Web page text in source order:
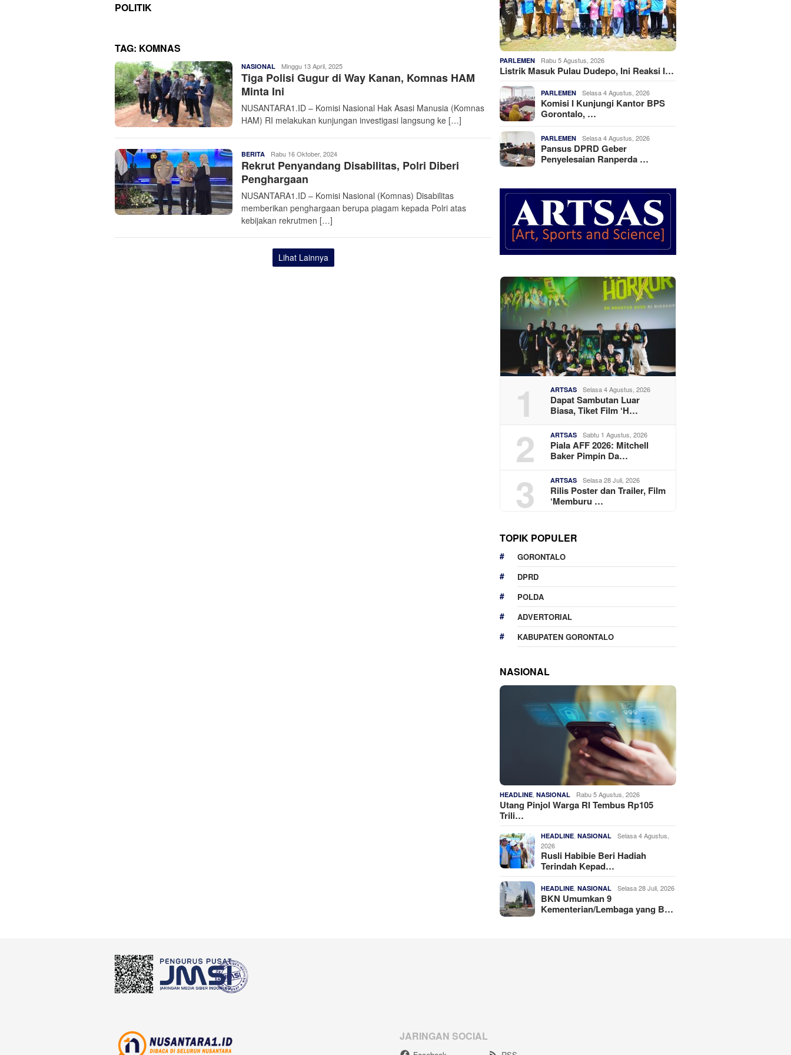
POLITIK
TAG: KOMNAS
NASIONAL Admin
Nusantara
Minggu 13 April, 2025
Tiga Polisi Gugur di Way Kanan, Komnas HAM
Minta Ini
NUSANTARA1.ID – Komisi Nasional Hak Asasi Manusia (Komnas
HAM) RI melakukan kunjungan investigasi langsung ke […]
BERITA Admin
Nusantara
Rabu 16 Oktober, 2024
Rekrut Penyandang Disabilitas, Polri Diberi
Penghargaan
NUSANTARA1.ID – Komisi Nasional (Komnas) Disabilitas
memberikan penghargaan berupa piagam kepada Polri atas
kebijakan rekrutmen […]
Lihat Lainnya
PARLEMEN Rabu 5 Agustus, 2026
Listrik Masuk Pulau Dudepo, Ini Reaksi I…
PARLEMEN Selasa 4 Agustus, 2026
Komisi I Kunjungi Kantor BPS
Gorontalo, …
PARLEMEN Selasa 4 Agustus, 2026
Pansus DPRD Geber
Penyelesaian Ranperda …
1 ARTSAS Selasa 4 Agustus, 2026
Dapat Sambutan Luar
Biasa, Tiket Film ‘H…
2 ARTSAS Sabtu 1 Agustus, 2026
Piala AFF 2026: Mitchell
Baker Pimpin Da…
3 ARTSAS Selasa 28 Juli, 2026
Rilis Poster dan Trailer, Film
‘Memburu …
TOPIK POPULER
GORONTALO
DPRD
POLDA
ADVERTORIAL
KABUPATEN GORONTALO
NASIONAL
HEADLINE ,NASIONAL Rabu 5 Agustus, 2026
Utang Pinjol Warga RI Tembus Rp105
Trili…
HEADLINE ,NASIONAL
Selasa 4 Agustus,
2026
Rusli Habibie Beri Hadiah
Terindah Kepad…
HEADLINE ,NASIONAL Selasa 28 Juli, 2026
BKN Umumkan 9
Kementerian/Lembaga yang B…
JARINGAN SOCIAL